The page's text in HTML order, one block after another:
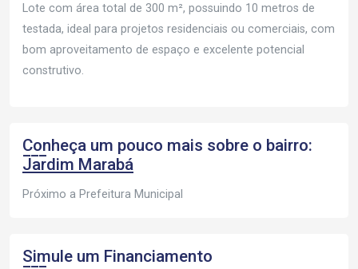
Lote com área total de 300 m², possuindo 10 metros de
testada, ideal para projetos residenciais ou comerciais, com
bom aproveitamento de espaço e excelente potencial
construtivo.
Conheça um pouco mais sobre o bairro:
Jardim Marabá
Próximo a Prefeitura Municipal
Simule um Financiamento